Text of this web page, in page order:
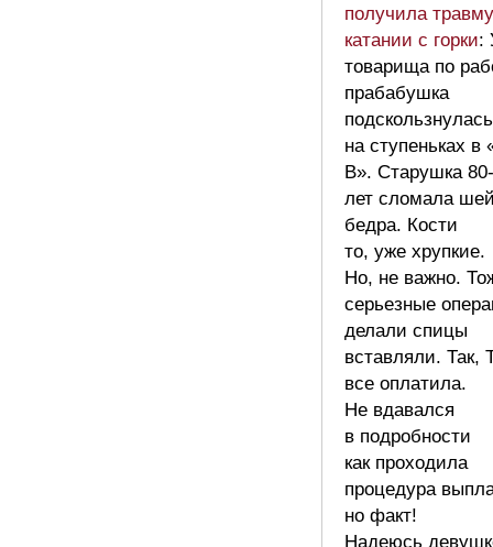
получила
катании с горки:
товарища по
прабабушка
на ступеньках в
В». Старушка
лет сломала
бедра. Кости
то, уже хрупкие.
Но, не важно.
серьезные
делали спицы
вставляли. Так,
все оплатила.
Не вдавался
в подробности
как проходила
процедура
но факт!
Надеюсь